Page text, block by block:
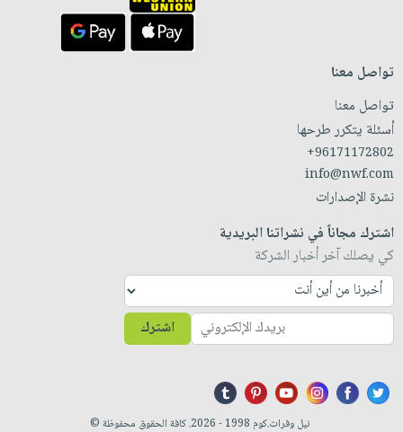
تواصل معنا
تواصل معنا
أسئلة يتكرر طرحها
+96171172802
info@nwf.com
نشرة الإصدارات
اشترك مجاناً في نشراتنا البريدية
كي يصلك آخر أخبار الشركة
اشترك
نيل وفرات.كوم 1998 - 2026. كافة الحقوق محفوظة ©